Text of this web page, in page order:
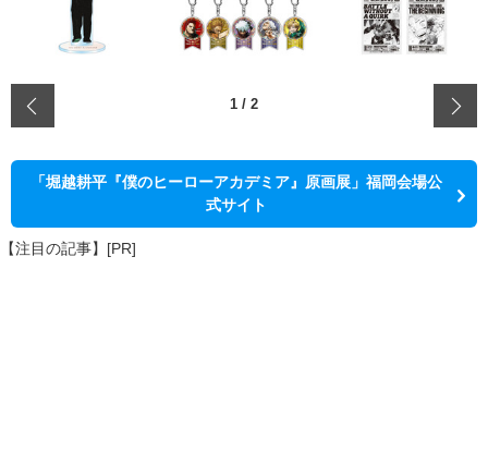
1 / 2
「堀越耕平『僕のヒーローアカデミア』原画展」福岡会場公
式サイト
【注目の記事】[PR]